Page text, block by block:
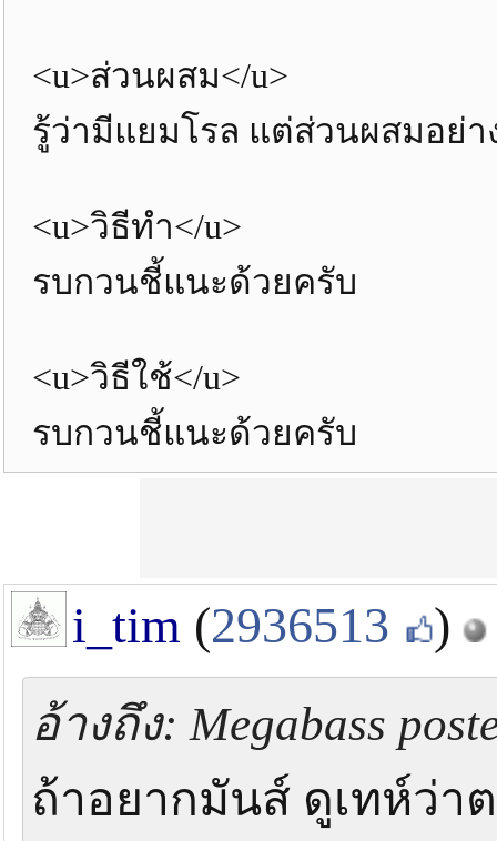
<u>ส่วนผสม</u>
รู้ว่ามีแยมโรล แต่ส่วนผสมอย่า
<u>วิธีทำ</u>
รบกวนชี้แนะด้วยครับ
<u>วิธีใช้</u>
รบกวนชี้แนะด้วยครับ
i_tim (2936513 )
อ้างถึง: Megabass
ถ้าอยากมันส์ ดูเทห์ว่า